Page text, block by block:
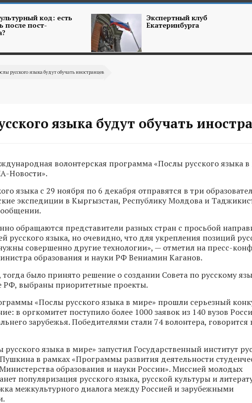
код: есть
после пост-
Экспертный клуб
Екатеринбурга
русского языка будут обучать иностранцев
языка будут обучать
волонтерская программа «Послы русского языка
Новости».
языка с 29 ноября по 6 декабря отправятся в три
экспедиции в Кыргызстан, Республику Молдова и
обращаются представители разных стран с просьбой
русского языка, но очевидно, что для укрепления позиций
совершенно другие технологии», — отметил на пресс-
образования и науки РФ Вениамин Каганов.
тогда было принято решение о создании Совета по русскому
РФ, выбраны приоритетные проекты.
«Послы русского языка в мире» прошли серьезный
в оргкомитет поступило более 1000 заявок из 140 вузов
зарубежья. Победителями стали 74 волонтера, говорится
языка в мире» запустил Государственный институт
в рамках «Программы развития деятельности
образования и науки России». Миссией молодых
популяризация русского языка, русской культуры и
межкультурного диалога между Россией и зарубежными